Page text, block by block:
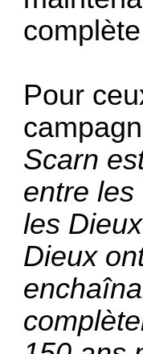
Pour
Scarn
entre
les
Dieux